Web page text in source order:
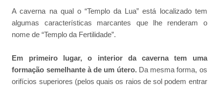
A caverna na qual o “Templo da Lua” está localizado tem
algumas características marcantes que lhe renderam o
nome de “Templo da Fertilidade”.
Em primeiro lugar, o interior da caverna tem uma
formação semelhante à de um útero.Da mesma forma, os
orifícios superiores (pelos quais os raios de sol podem entrar